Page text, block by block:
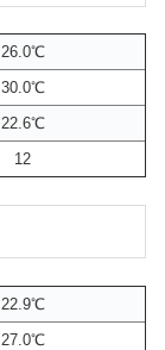
26.0℃
30.0℃
22.6℃
12
22.9℃
27.0℃